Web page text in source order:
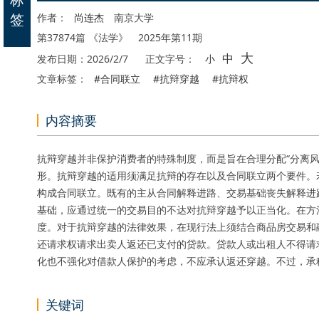
作者： 尚连杰 南京大学
第37874篇 《法学》 2025年第11期
发布日期：2026/2/7
正文字号： 小 中 大
文章标签： #合同联立 #抗辩穿越 #抗辩权
内容摘要
抗辩穿越并非保护消费者的特殊制度，而是旨在合理分配“分离
形。抗辩穿越的适用须满足抗辩的存在以及合同联立两个要件
构成合同联立。既有的主从合同解释进路、交易基础丧失解释
基础，应通过统一的交易目的不达对抗辩穿越予以正当化。在
度。对于抗辩穿越的法律效果，在现行法上须结合商品房交易
还请求权请求出卖人返还已支付的贷款。贷款人或出租人不得
化也不强化对借款人保护的考虑，不应承认返还穿越。不过，
关键词
签